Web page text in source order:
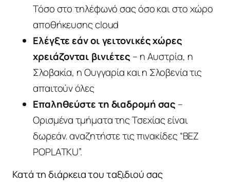
Τόσο στο τηλέφωνό σας όσο και στο χώρο
αποθήκευσης cloud
Ελέγξτε εάν οι γειτονικές χώρες
χρειάζονται βινιέτες – η Αυστρία, η
Σλοβακία, η Ουγγαρία και η Σλοβενία τις
απαιτούν όλες
Επαληθεύστε τη διαδρομή σας –
Ορισμένα τμήματα της Τσεχίας είναι
δωρεάν. αναζητήστε τις πινακίδες “BEZ
POPLATKU”.
Κατά τη διάρκεια του ταξιδιού σας